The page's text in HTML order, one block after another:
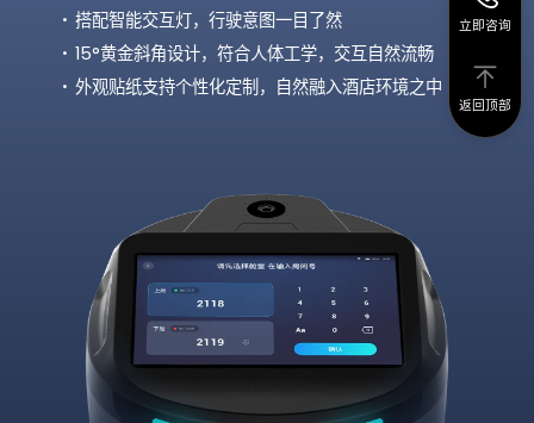
立即咨询
返回顶部
搭配智能交互灯，行驶意图一目了然
15°黄金斜角设计，符合人体工学，交互自然流畅
外观贴纸支持个性化定制，自然融入酒店环境之中